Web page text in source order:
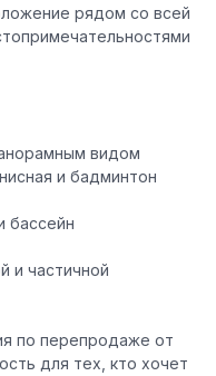
рядом со всей
видом
и бадминтон
бассейн
и частичной
по перепродаже от
для тех, кто хочет